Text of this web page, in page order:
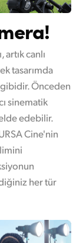
canlı
tasarımda
Önceden
sinematik
elde edebilir.
Cine'nin
her tür